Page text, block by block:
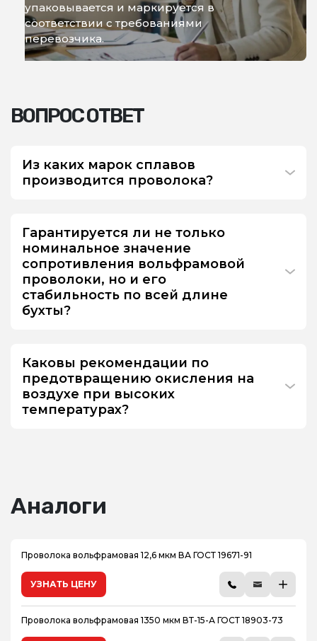
упаковывается и маркируется в
соответствии с требованиями
перевозчика.
ВОПРОС ОТВЕТ
Из каких марок сплавов
производится проволока?
Гарантируется ли не только
номинальное значение
сопротивления вольфрамовой
проволоки, но и его
стабильность по всей длине
бухты?
Каковы рекомендации по
предотвращению окисления на
воздухе при высоких
температурах?
Аналоги
Проволока вольфрамовая 12,6 мкм ВА ГОСТ 19671-91
УЗНАТЬ ЦЕНУ
Проволока вольфрамовая 1350 мкм ВТ-15-А ГОСТ 18903-73